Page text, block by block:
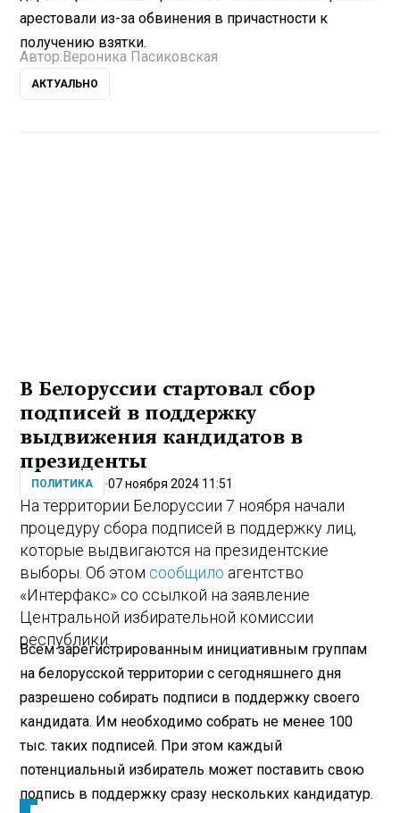
арестовали из-за обвинения в причастности к
получению взятки.
Автор: Вероника Пасиковская
АКТУАЛЬНО
В Белоруссии стартовал сбор
подписей в поддержку
выдвижения кандидатов в
президенты
ПОЛИТИКА 07 ноября 2024 11:51
На территории Белоруссии 7 ноября начали
процедуру сбора подписей в поддержку лиц,
которые выдвигаются на президентские
выборы. Об этом сообщило агентство
«Интерфакс» со ссылкой на заявление
Центральной избирательной комиссии
республики.
Всем зарегистрированным инициативным группам
на белорусской территории с сегодняшнего дня
разрешено собирать подписи в поддержку своего
кандидата. Им необходимо собрать не менее 100
тыс. таких подписей. При этом каждый
потенциальный избиратель может поставить свою
подпись в поддержку сразу нескольких кандидатур.